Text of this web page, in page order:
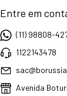
Entre em
(11) 98808-
1122143478
Avenida